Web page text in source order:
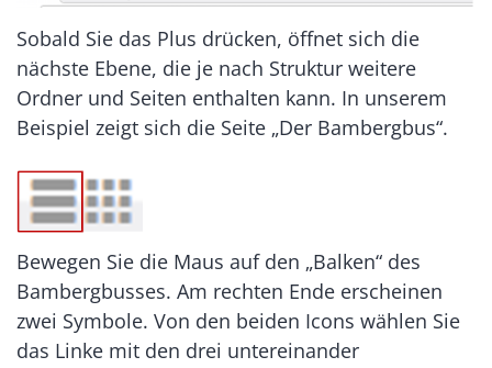
Sobald Sie das Plus drücken, öffnet sich die
nächste Ebene, die je nach Struktur weitere
Ordner und Seiten enthalten kann. In unserem
Beispiel zeigt sich die Seite „Der Bambergbus“.
Bewegen Sie die Maus auf den „Balken“ des
Bambergbusses. Am rechten Ende erscheinen
zwei Symbole. Von den beiden Icons wählen Sie
das Linke mit den drei untereinander